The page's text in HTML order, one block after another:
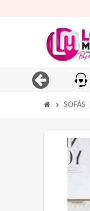
chevron_right SOFÁS